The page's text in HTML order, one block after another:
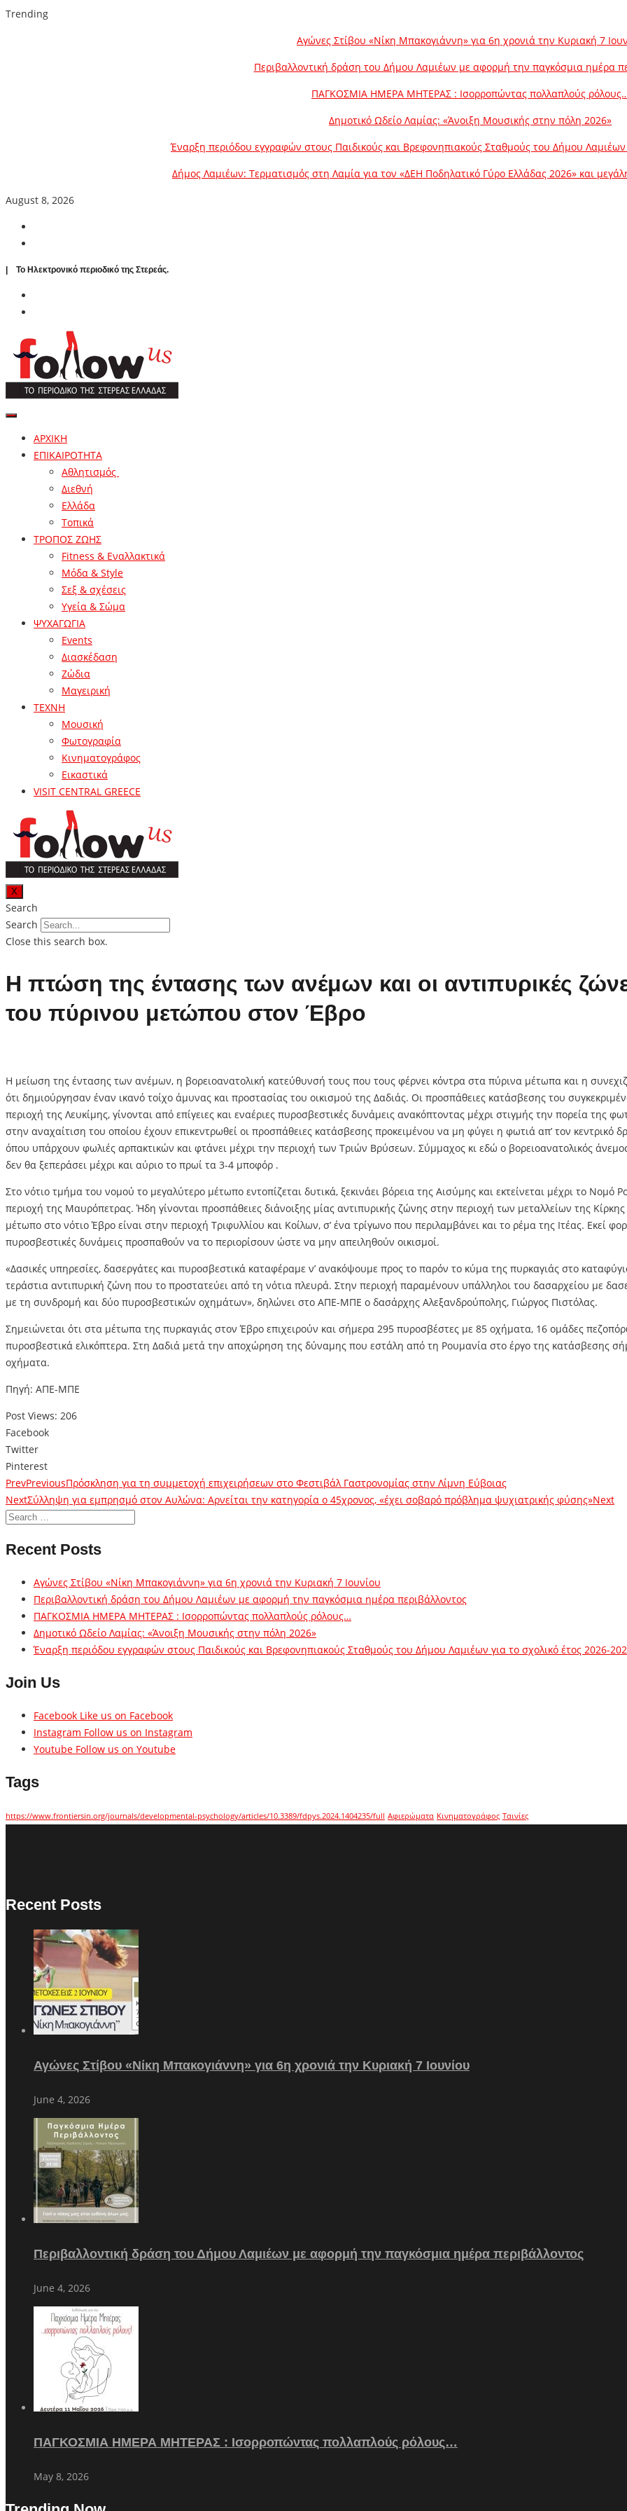
Trending
Αγώνες Στίβου «Νίκη Μπακογιάννη» για 6η χρονιά την Κυριακή 7
Περιβαλλοντική δράση του Δήμου Λαμιέων με αφορμή την παγκόσμια ημέρα
ΠΑΓΚΟΣΜΙΑ ΗΜΕΡΑ ΜΗΤΕΡΑΣ : Ισορροπώντας πολλαπλούς
Δημοτικό Ωδείο Λαμίας: «Άνοιξη Μουσικής στην πόλη 2026»
Έναρξη περιόδου εγγραφών στους Παιδικούς και Βρεφονηπιακούς Σταθμούς του Δήμου Λαμιέων
Δήμος Λαμιέων: Τερματισμός στη Λαμία για τον «ΔΕΗ Ποδηλατικό Γύρο Ελλάδας 2026» και
August 8, 2026
| To Ηλεκτρονικό περιοδικό της Στερεάς.
ΑΡΧΙΚΗ
ΕΠΙΚΑΙΡΟΤΗΤΑ
Αθλητισμός
Διεθνή
Ελλάδα
Τοπικά
ΤΡΟΠΟΣ ΖΩΗΣ
Fitness & Εναλλακτικά
Μόδα & Style
Σεξ & σχέσεις
Υγεία & Σώμα
ΨΥΧΑΓΩΓΙΑ
Events
Διασκέδαση
Ζώδια
Μαγειρική
ΤΕΧΝΗ
Μουσική
Φωτογραφία
Κινηματογράφος
Εικαστικά
VISIT CENTRAL GREECE
X
Search
Search
Close this search box.
Η πτώση της έντασης των ανέμων και οι αντιπυρικές
του πύρινου μετώπου στον Έβρο
Η μείωση της έντασης των ανέμων, η βορειοανατολική κατεύθυνσή τους που τους φέρνει κόντρα στα πύρινα μέτωπα και η
ότι δημιούργησαν έναν ικανό τοίχο άμυνας και προστασίας του οικισμού της Δαδιάς. Οι προσπάθειες κατάσβεσης του
περιοχή της Λευκίμης, γίνονται από επίγειες και εναέριες πυροσβεστικές δυνάμεις ανακόπτοντας μέχρι στιγμής την πορεία της
στην αναχαίτιση του οποίου έχουν επικεντρωθεί οι προσπάθειες κατάσβεσης προκειμένου να μη φύγει η φωτιά απ’ τον
όπου υπάρχουν φωλιές αρπακτικών και φτάνει μέχρι την περιοχή των Τριών Βρύσεων. Σύμμαχος κι εδώ ο βορειοανατολικός
δεν θα ξεπεράσει μέχρι και αύριο το πρωί τα 3-4 μποφόρ .
Στο νότιο τμήμα του νομού το μεγαλύτερο μέτωπο εντοπίζεται δυτικά, ξεκινάει βόρεια της Αισύμης και εκτείνεται μέχρι το
περιοχή της Μαυρόπετρας. Ήδη γίνονται προσπάθειες διάνοιξης μίας αντιπυρικής ζώνης στην περιοχή των μεταλλείων της
μέτωπο στο νότιο Έβρο είναι στην περιοχή Τριφυλλίου και Κοίλων, σ’ ένα τρίγωνο που περιλαμβάνει και το ρέμα της Ιτέας. Εκεί
πυροσβεστικές δυνάμεις προσπαθούν να το περιορίσουν ώστε να μην απειληθούν οικισμοί.
«Δασικές υπηρεσίες, δασεργάτες και πυροσβεστικά καταφέραμε ν’ ανακόψουμε προς το παρόν το κύμα της πυρκαγιάς στο
τεράστια αντιπυρική ζώνη που το προστατεύει από τη νότια πλευρά. Στην περιοχή παραμένουν υπάλληλοι του δασαρχείου με
με τη συνδρομή και δύο πυροσβεστικών οχημάτων», δηλώνει στο ΑΠΕ-ΜΠΕ ο δασάρχης Αλεξανδρούπολης, Γιώργος Πιστόλας.
Σημειώνεται ότι στα μέτωπα της πυρκαγιάς στον Έβρο επιχειρούν και σήμερα 295 πυροσβέστες με 85 οχήματα, 16 ομάδες
πυροσβεστικά ελικόπτερα. Στη Δαδιά μετά την αποχώρηση της δύναμης που εστάλη από τη Ρουμανία στο έργο της κατάσβεσης
οχήματα.
Πηγή: ΑΠΕ-ΜΠΕ
Post Views: 206
Facebook
Twitter
Pinterest
PrevPreviousΠρόσκληση για τη συμμετοχή επιχειρήσεων στο Φεστιβάλ Γαστρονομίας στην Λίμνη Εύβοιας
NextΣύλληψη για εμπρησμό στον Αυλώνα: Αρνείται την κατηγορία ο 45χρονος, «έχει σοβαρό πρόβλημα ψυχιατρικής φύσης»Next
Recent Posts
Αγώνες Στίβου «Νίκη Μπακογιάννη» για 6η χρονιά την Κυριακή 7 Ιουνίου
Περιβαλλοντική δράση του Δήμου Λαμιέων με αφορμή την παγκόσμια ημέρα περιβάλλοντος
ΠΑΓΚΟΣΜΙΑ ΗΜΕΡΑ ΜΗΤΕΡΑΣ : Ισορροπώντας πολλαπλούς ρόλους…
Δημοτικό Ωδείο Λαμίας: «Άνοιξη Μουσικής στην πόλη 2026»
Έναρξη περιόδου εγγραφών στους Παιδικούς και Βρεφονηπιακούς Σταθμούς του Δήμου Λαμιέων για το σχολικό έτος 2026-
Join Us
Facebook Like us on Facebook
Instagram Follow us on Instagram
Youtube Follow us on Youtube
Tags
https://www.frontiersin.org/journals/developmental-psychology/articles/10.3389/fdpys.2024.1404235/full Αφιερώματα Κινηματογράφος Ταινίες
Recent Posts
Αγώνες Στίβου «Νίκη Μπακογιάννη» για 6η χρονιά την Κυριακή 7 Ιουνίου
June 4, 2026
Περιβαλλοντική δράση του Δήμου Λαμιέων με αφορμή την παγκόσμια ημέρα περιβάλλοντος
June 4, 2026
ΠΑΓΚΟΣΜΙΑ ΗΜΕΡΑ ΜΗΤΕΡΑΣ : Ισορροπώντας πολλαπλούς ρόλους…
May 8, 2026